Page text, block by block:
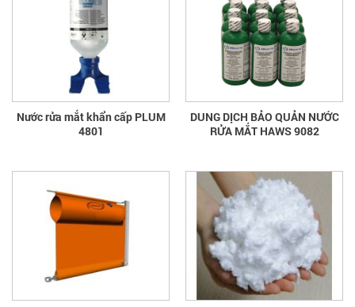
Nước rửa mắt khẩn cấp PLUM
4801
DUNG DỊCH BẢO QUẢN NƯỚC
RỬA MẮT HAWS 9082